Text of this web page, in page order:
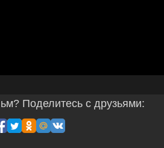
Поделитесь с друзьями: